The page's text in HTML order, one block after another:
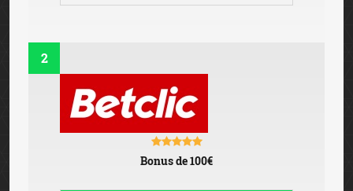
2
Bonus de 100€